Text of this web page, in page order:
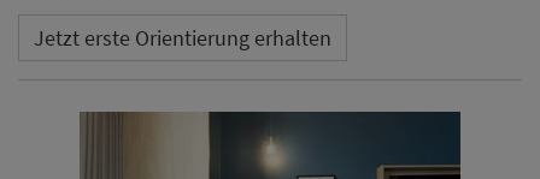
Jetzt erste Orientierung erhalten